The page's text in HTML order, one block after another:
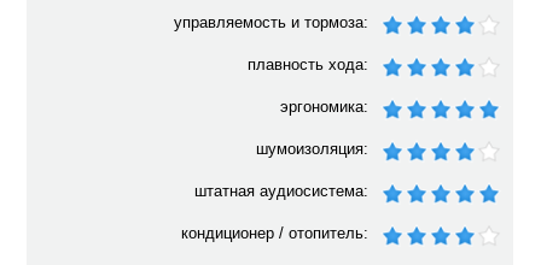
управляемость и тормоза:
плавность хода:
эргономика:
шумоизоляция:
штатная аудиосистема:
кондиционер / отопитель: